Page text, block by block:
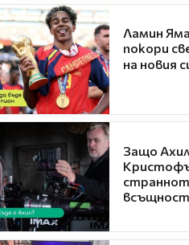
Ламин
покори
на новия
Защо
всъщност